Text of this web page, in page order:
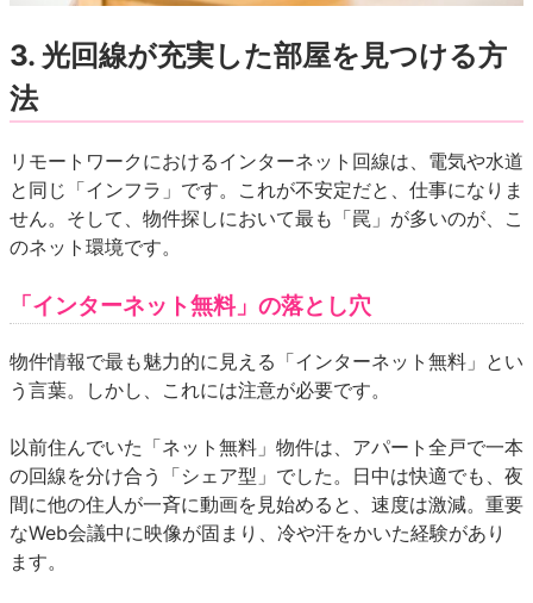
3. 光回線が充実した部屋を見つける方
法
リモートワークにおけるインターネット回線は、電気や水道
と同じ「インフラ」です。これが不安定だと、仕事になりま
せん。そして、物件探しにおいて最も「罠」が多いのが、こ
のネット環境です。
「インターネット無料」の落とし穴
物件情報で最も魅力的に見える「インターネット無料」とい
う言葉。しかし、これには注意が必要です。
以前住んでいた「ネット無料」物件は、アパート全戸で一本
の回線を分け合う「シェア型」でした。日中は快適でも、夜
間に他の住人が一斉に動画を見始めると、速度は激減。重要
なWeb会議中に映像が固まり、冷や汗をかいた経験があり
ます。